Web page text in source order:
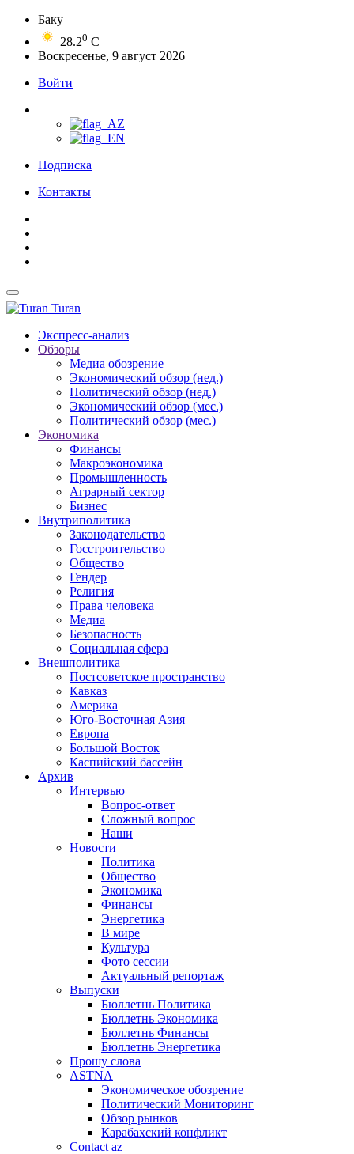
Баку
28.20 C
Воскресенье, 9 август 2026
Войти
Подписка
Контакты
Turan
Экспресс-анализ
Обзоры
Медиа обозрение
Экономический обзор (нед.)
Политический обзор (нед.)
Экономический обзор (мес.)
Политический обзор (мес.)
Экономика
Финансы
Макроэкономика
Промышленность
Аграрный сектор
Бизнес
Внутриполитика
Законодательство
Госстроительство
Общество
Гендер
Религия
Права человека
Медиа
Безопасность
Социальная сфера
Внешполитика
Постсоветское пространство
Кавказ
Америка
Юго-Восточная Азия
Европа
Большой Восток
Каспийский бассейн
Архив
Интервью
Вопрос-ответ
Сложный вопрос
Наши
Новости
Политика
Общество
Экономика
Финансы
Энергетика
В мире
Культура
Фото сессии
Актуальный репортаж
Выпуски
Бюллетнь Политика
Бюллетнь Экономика
Бюллетнь Финансы
Бюллетнь Энергетика
Прошу слова
ASTNA
Экономическое обозрение
Политический Мониторинг
Обзор рынков
Карабахский конфликт
Contact az